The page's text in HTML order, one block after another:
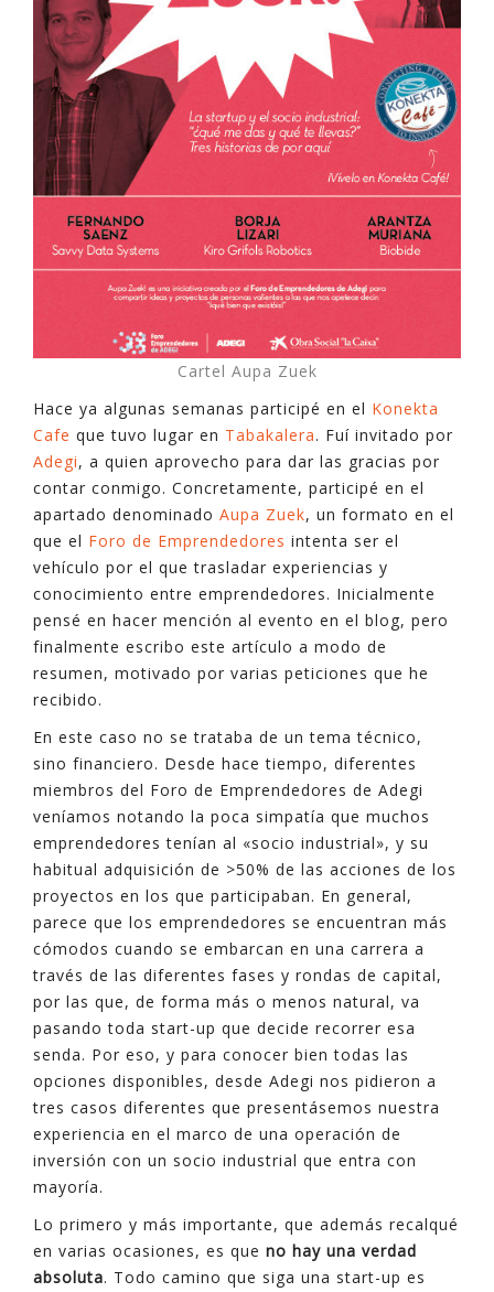
Cartel Aupa Zuek
Hace ya algunas semanas participé en el Konekta
Cafe que tuvo lugar en Tabakalera. Fuí invitado por
Adegi, a quien aprovecho para dar las gracias por
contar conmigo. Concretamente, participé en el
apartado denominado Aupa Zuek, un formato en el
que el Foro de Emprendedores intenta ser el
vehículo por el que trasladar experiencias y
conocimiento entre emprendedores. Inicialmente
pensé en hacer mención al evento en el blog, pero
finalmente escribo este artículo a modo de
resumen, motivado por varias peticiones que he
recibido.
En este caso no se trataba de un tema técnico,
sino financiero. Desde hace tiempo, diferentes
miembros del Foro de Emprendedores de Adegi
veníamos notando la poca simpatía que muchos
emprendedores tenían al «socio industrial», y su
habitual adquisición de >50% de las acciones de los
proyectos en los que participaban. En general,
parece que los emprendedores se encuentran más
cómodos cuando se embarcan en una carrera a
través de las diferentes fases y rondas de capital,
por las que, de forma más o menos natural, va
pasando toda start-up que decide recorrer esa
senda. Por eso, y para conocer bien todas las
opciones disponibles, desde Adegi nos pidieron a
tres casos diferentes que presentásemos nuestra
experiencia en el marco de una operación de
inversión con un socio industrial que entra con
mayoría.
Lo primero y más importante, que además recalqué
en varias ocasiones, es que no hay una verdad
absoluta. Todo camino que siga una start-up es